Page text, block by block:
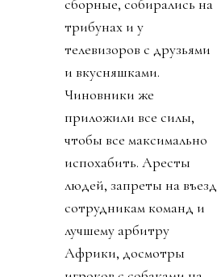
сборные, собирались на
трибунах и у
телевизоров с друзьями
и вкусняшками.
Чиновники же
приложили все силы,
чтобы все максимально
испохабить. Аресты
людей, запреты на въезд
сотрудникам команд и
лучшему арбитру
Африки, досмотры